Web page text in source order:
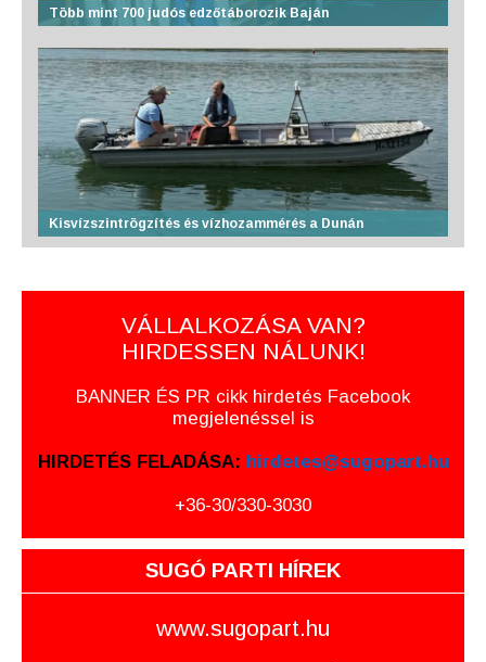
Több mint 700 judós edzőtáborozik Baján
Kisvízszintrögzítés és vízhozammérés a Dunán
VÁLLALKOZÁSA VAN?
HIRDESSEN NÁLUNK!
BANNER ÉS PR cikk hirdetés Facebook
megjelenéssel is
HIRDETÉS FELADÁSA: hirdetes@sugopart.hu
+36-30/330-3030
SUGÓ PARTI HÍREK
www.sugopart.hu